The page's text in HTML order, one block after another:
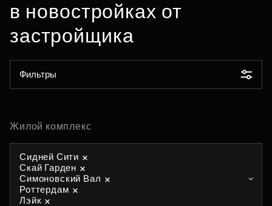
в новостройках от
застройщика
Фильтры
Жилой комплекс
Сидней Сити
Скай Гарден
Симоновский Вал
Роттердам
Лэйк